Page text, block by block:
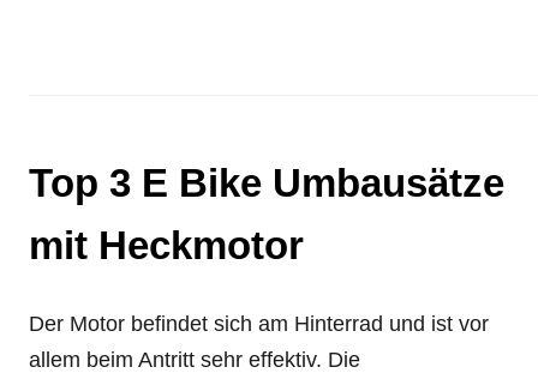
Top 3 E Bike Umbausätze
mit Heckmotor
Der Motor befindet sich am Hinterrad und ist vor
allem beim Antritt sehr effektiv. Die